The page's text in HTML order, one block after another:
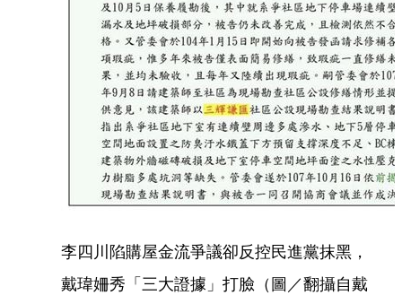
李四川陷購屋金流爭議卻反控民進黨抹黑，
戴瑋姍秀「三大證據」打臉（圖／翻攝自戴